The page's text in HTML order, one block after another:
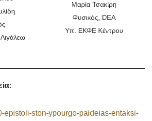
Μαρία Τσακίρη
Φυσικός, DEA
Υπ. ΕΚΦΕ Κέντρου
epistoli-ston-ypourgo-paideias-entaksi-